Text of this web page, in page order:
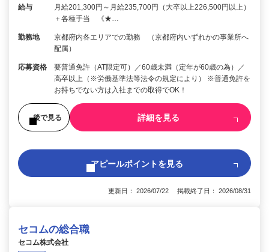
給与
月給201,300円～月給235,700円（大卒以上226,500円以上）
＋各種手当 《★…
勤務地
京都府内各エリアでの勤務 （京都府内いずれかの事業所へ
配属）
応募資格
要普通免許（AT限定可）／60歳未満（定年が60歳の為）／
高卒以上（※労働基準法等法令の規定により） ※普通免許を
お持ちでない方は入社までの取得でOK！
後で見る 詳細を見る
アピールポイントを見る
更新日： 2026/07/22 掲載終了日： 2026/08/31
セコムの総合職
セコム株式会社